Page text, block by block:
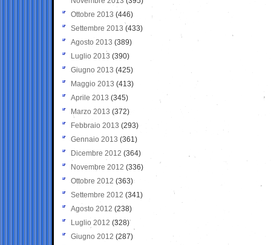
Ottobre 2013 (446)
Settembre 2013 (433)
Agosto 2013 (389)
Luglio 2013 (390)
Giugno 2013 (425)
Maggio 2013 (413)
Aprile 2013 (345)
Marzo 2013 (372)
Febbraio 2013 (293)
Gennaio 2013 (361)
Dicembre 2012 (364)
Novembre 2012 (336)
Ottobre 2012 (363)
Settembre 2012 (341)
Agosto 2012 (238)
Luglio 2012 (328)
Giugno 2012 (287)